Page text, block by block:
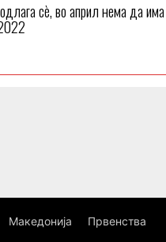
сè, во април нема да има
Македонија Првенства